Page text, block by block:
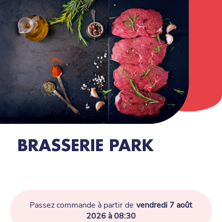
BRASSERIE PARK
Passez commande à partir de vendredi 7 août
2026 à 08:30